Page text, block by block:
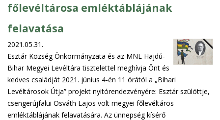
főlevéltárosa emléktáblájának
felavatása
2021.05.31.
Esztár Község Önkormányzata és az MNL Hajdú-
Bihar Megyei Levéltára tisztelettel meghívja Önt és
kedves családját 2021. június 4-én 11 órától a „Bihari
Levéltárosok Útja” projekt nyitórendezvényére: Esztár szülöttje,
csengerújfalui Osváth Lajos volt megyei főlevéltáros
emléktáblájának felavatására. Az ünnepség kísérő